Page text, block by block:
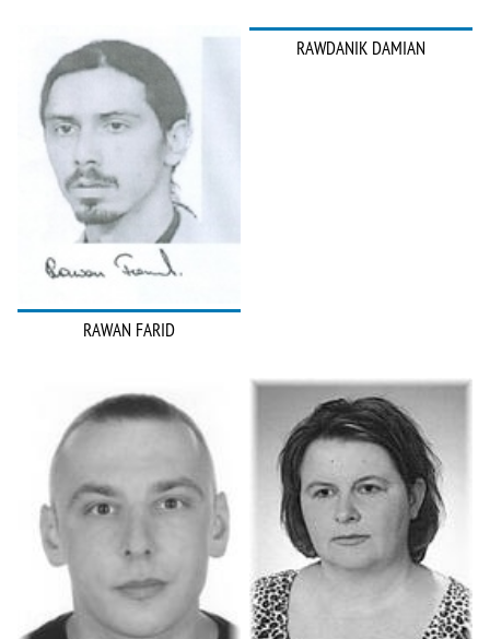
RAWAN FARID
RAWDANIK DAMIAN